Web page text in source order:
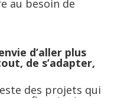
au besoin de
d’aller plus
de s’adapter,
des projets qui